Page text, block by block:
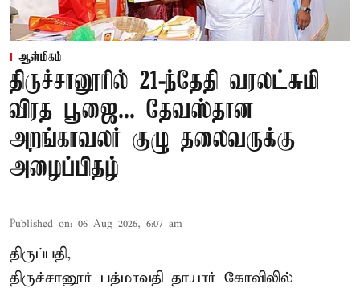
ஆன்மிகம்
திருச்சானூரில் 21-ந்தேதி வரலட்சுமி
விரத பூஜை... தேவஸ்தான
அறங்காவலர் குழு தலைவருக்கு
அழைப்பிதழ்
Published on: 06 Aug 2026, 6:07 am
திருப்பதி,
திருச்சானூர் பத்மாவதி தாயார் கோவிலில்